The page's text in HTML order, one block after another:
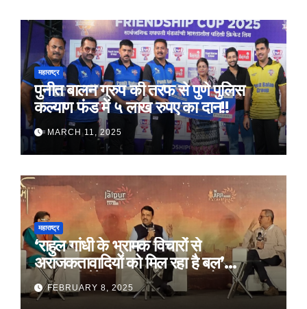
महाराष्ट्र
पुनीत बालन ग्रुप की तरफ से पुणे पुलिस
कल्याण फंड में ५ लाख रुपए का दान!!
MARCH 11, 2025
महाराष्ट्र
‘राहुल गांधी के भ्रामक विचारों से
अराजकतावादियों को मिल रहा है बल’
मुख्यमंत्री देवेंद्र फडणवीस का आरोप
FEBRUARY 8, 2025